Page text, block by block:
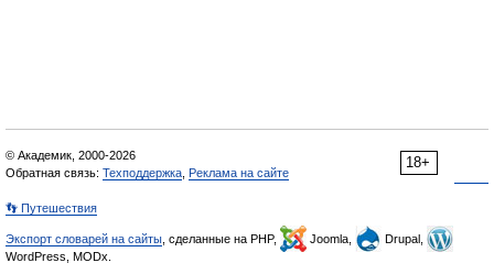
18+
© Академик, 2000-2026
Обратная связь: Техподдержка Реклама на сайте
👣 Путешествия
Экспорт словарей на сайты , сделанные на PHP, Joomla,
Drupal,
WordPress, MODx.